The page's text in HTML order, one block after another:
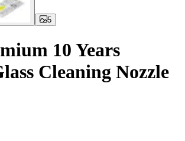
5
10 Years
Cleaning Nozzle